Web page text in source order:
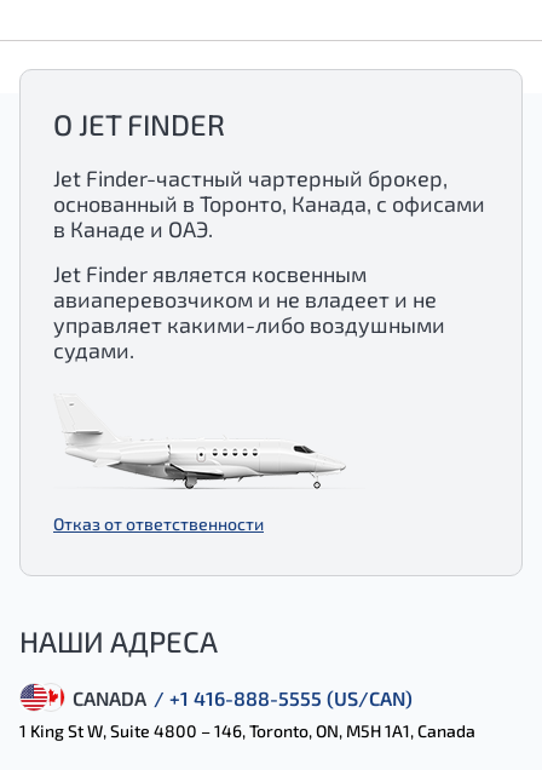
О JET FINDER
Jet Finder-частный чартерный брокер,
основанный в Торонто, Канада, с офисами
в Канаде и ОАЭ.
Jet Finder является косвенным
авиаперевозчиком и не владеет и не
управляет какими-либо воздушными
судами.
Отказ от ответственности
НАШИ АДРЕСА
CANADA / +1 416-888-5555 (US/CAN)
1 King St W, Suite 4800 – 146, Toronto, ON, M5H 1A1, Canada